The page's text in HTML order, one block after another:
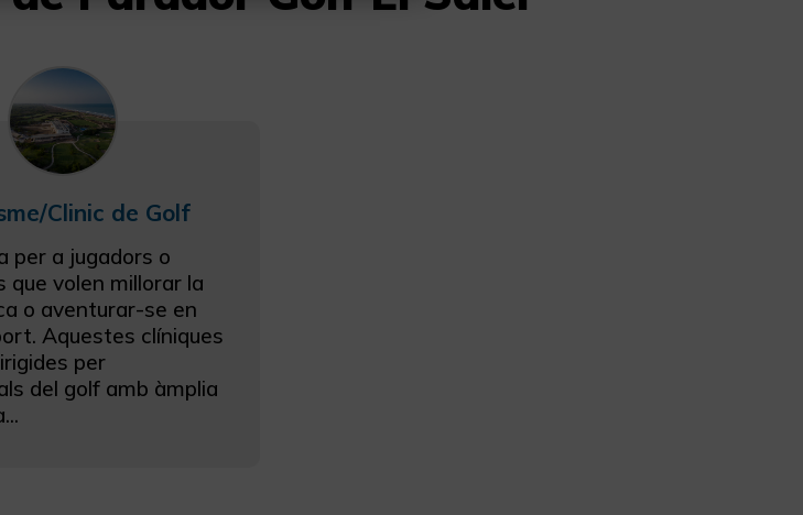
Clinic de Golf
per a jugadors o
que volen millorar la
o aventurar-se en
Aquestes clíniques
per
del golf amb àmplia